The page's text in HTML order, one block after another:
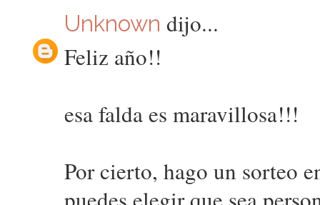
Unknown dijo...
Feliz año!!
esa falda es maravillosa!!!
Por cierto, hago un sorteo